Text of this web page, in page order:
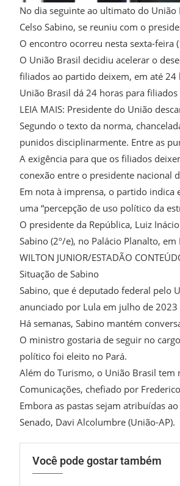
No dia seguinte ao ultimato do
Celso Sabino, se reuniu com o
O encontro ocorreu nesta sexta-feira
O União Brasil decidiu acelerar o
filiados ao partido deixem, em até 24
União Brasil dá 24 horas para
LEIA MAIS: Presidente do União
Segundo o texto da norma,
punidos disciplinarmente. Entre as
A exigência para que os filiados
conexão entre o presidente nacional
Em nota à imprensa, o partido indica
uma “percepção de uso político da
O presidente da República, Luiz
Sabino (2º/e), no Palácio Planalto,
WILTON JUNIOR/ESTADÃO
Situação de Sabino
Sabino, que é deputado federal pelo
anunciado por Lula em julho de
Há semanas, Sabino mantém
O ministro gostaria de seguir no
político foi eleito no Pará.
Além do Turismo, o União Brasil tem
Comunicações, chefiado por
Embora as pastas sejam atribuídas
Senado, Davi Alcolumbre (União-AP).
Você pode gostar também